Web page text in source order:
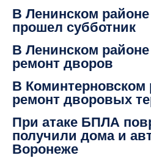
В Ленинском
прошел субботник
В Ленинском
ремонт дворов
В Коминтерновском
ремонт дворовых
При атаке БПЛА
получили дома и
Воронеже